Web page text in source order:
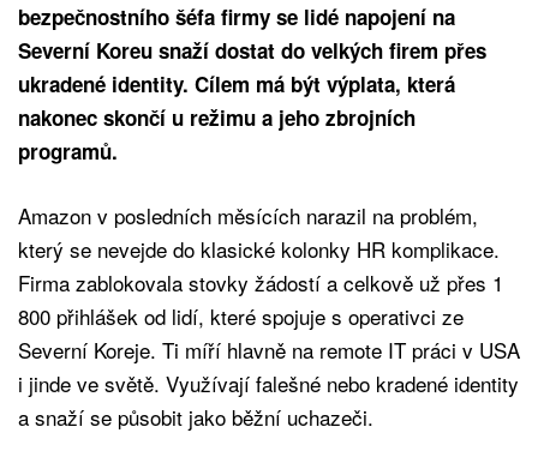
bezpečnostního šéfa firmy se lidé napojení na
Severní Koreu snaží dostat do velkých firem přes
ukradené identity. Cílem má být výplata, která
nakonec skončí u režimu a jeho zbrojních
programů.
Amazon v posledních měsících narazil na problém,
který se nevejde do klasické kolonky HR komplikace.
Firma zablokovala stovky žádostí a celkově už přes 1
800 přihlášek od lidí, které spojuje s operativci ze
Severní Koreje. Ti míří hlavně na remote IT práci v USA
i jinde ve světě. Využívají falešné nebo kradené identity
a snaží se působit jako běžní uchazeči.